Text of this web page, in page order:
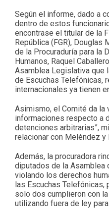
Según el informe, dado a
dentro de estos
encontrase el titular de la
República (FGR), Douglas
de la Procuraduría para la
Humanos, Raquel
Asamblea Legislativa que
de Escuchas Telefónicas,
internacionales ya tienen
Asimismo, el Comité da la
informaciones respecto a
detenciones arbitrarias”,
relacionar con Meléndez y
Además, la procuradora
diputados de la Asamblea
violando los derechos
las Escuchas
solo dos cumplieron con
utilizando fuera de ley